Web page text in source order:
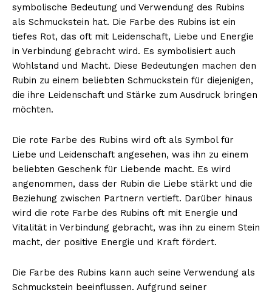
symbolische Bedeutung und Verwendung des Rubins
als Schmuckstein hat. Die Farbe des Rubins ist ein
tiefes Rot, das oft mit Leidenschaft, Liebe und Energie
in Verbindung gebracht wird. Es symbolisiert auch
Wohlstand und Macht. Diese Bedeutungen machen den
Rubin zu einem beliebten Schmuckstein für diejenigen,
die ihre Leidenschaft und Stärke zum Ausdruck bringen
möchten.
Die rote Farbe des Rubins wird oft als Symbol für
Liebe und Leidenschaft angesehen, was ihn zu einem
beliebten Geschenk für Liebende macht. Es wird
angenommen, dass der Rubin die Liebe stärkt und die
Beziehung zwischen Partnern vertieft. Darüber hinaus
wird die rote Farbe des Rubins oft mit Energie und
Vitalität in Verbindung gebracht, was ihn zu einem Stein
macht, der positive Energie und Kraft fördert.
Die Farbe des Rubins kann auch seine Verwendung als
Schmuckstein beeinflussen. Aufgrund seiner